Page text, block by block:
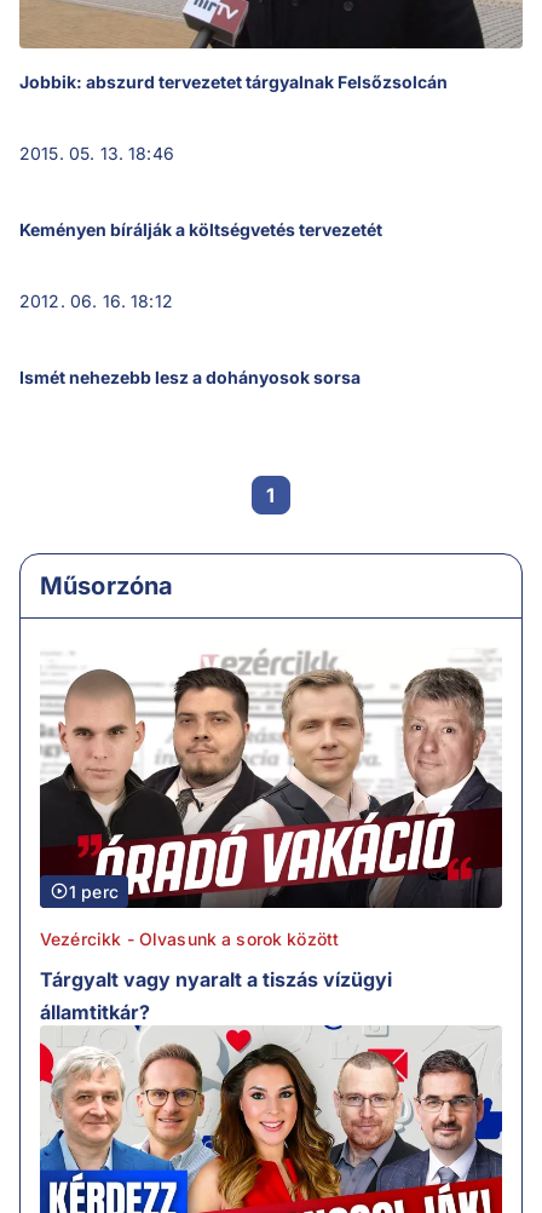
Jobbik: abszurd tervezetet tárgyalnak Felsőzsolcán
2015. 05. 13. 18:46
Keményen bírálják a költségvetés tervezetét
2012. 06. 16. 18:12
Ismét nehezebb lesz a dohányosok sorsa
1
Műsorzóna
1 perc
Vezércikk - Olvasunk a sorok között
Tárgyalt vagy nyaralt a tiszás vízügyi
államtitkár?